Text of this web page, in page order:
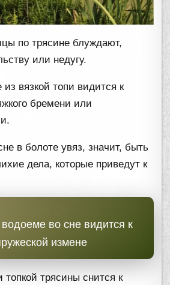
по трясине блуждают,
или недугу.
вязкой топи видится к
бремени или
в болоте увяз, значит, быть
дела, которые приведут к
во сне видится к
измене
топкой трясины снится к